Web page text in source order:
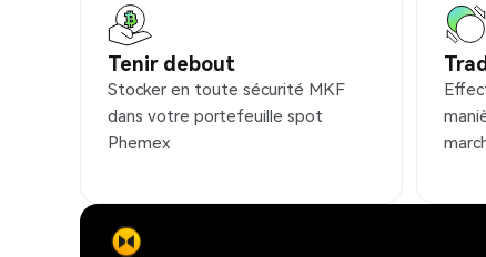
Tenir debout
Stocker en toute sécurité MKF
dans votre portefeuille spot
Phemex